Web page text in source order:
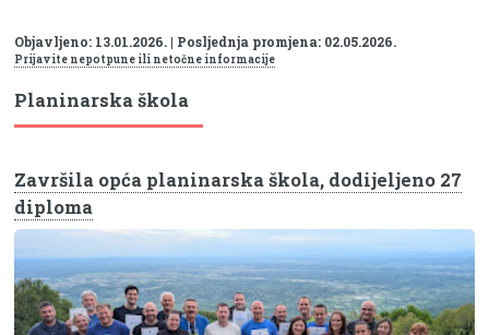
Objavljeno: 13.01.2026. | Posljednja promjena: 02.05.2026.
Prijavite nepotpune ili netočne informacije
Planinarska škola
Završila opća planinarska škola, dodijeljeno 27
diploma